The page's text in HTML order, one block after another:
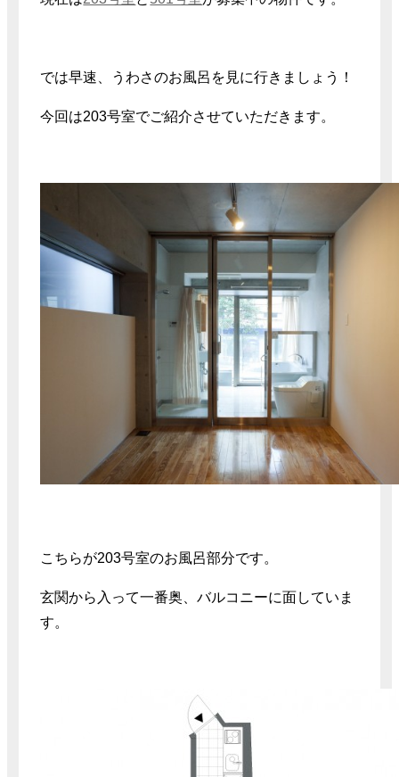
では早速、うわさのお風呂を見に行きましょう！
今回は203号室でご紹介させていただきます。
こちらが203号室のお風呂部分です。
玄関から入って一番奥、バルコニーに面していま
す。